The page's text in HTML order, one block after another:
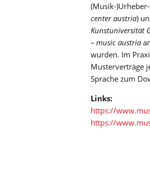
(Musik-
center austria)
Kunstuniversität
– music austria
wurden. Im
Musterverträge
Sprache zum
Links:
https://
https://